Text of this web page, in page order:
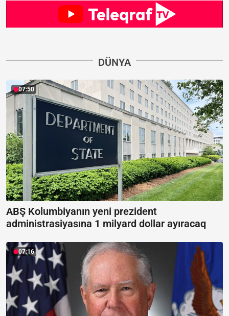
DÜNYA
07:50
ABŞ Kolumbiyanın yeni prezident
administrasiyasına 1 milyard dollar ayıracaq
07:16